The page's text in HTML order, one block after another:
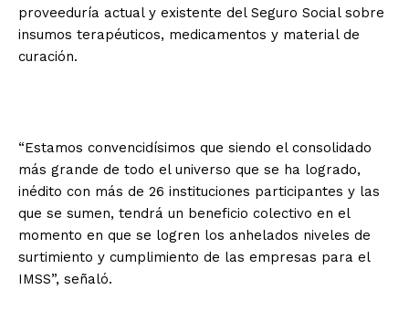
proveeduría actual y existente del Seguro Social sobre
insumos terapéuticos, medicamentos y material de
curación.
“Estamos convencidísimos que siendo el consolidado
más grande de todo el universo que se ha logrado,
inédito con más de 26 instituciones participantes y las
que se sumen, tendrá un beneficio colectivo en el
momento en que se logren los anhelados niveles de
surtimiento y cumplimiento de las empresas para el
IMSS”, señaló.